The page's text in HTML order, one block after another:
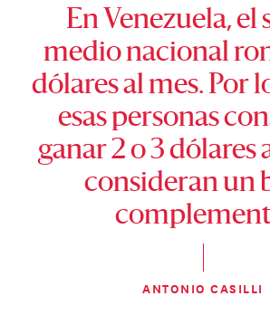
En Venezuela, el
medio nacional
dólares al mes. Por
esas personas
ganar 2 o 3 dólares
consideran un
ANTONIO CASILLI